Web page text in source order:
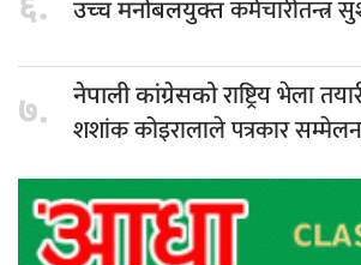
६. उच्च मनोबलयुक्त
७. नेपाली कांग्रेसकोराष्ट्रिय भेला
शशांक कोइरालाले पत्रकार